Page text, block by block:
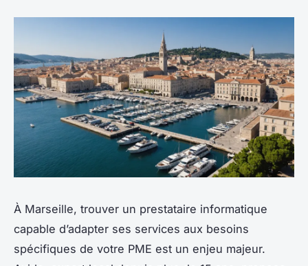
À Marseille, trouver un prestataire informatique
capable d’adapter ses services aux besoins
spécifiques de votre PME est un enjeu majeur.